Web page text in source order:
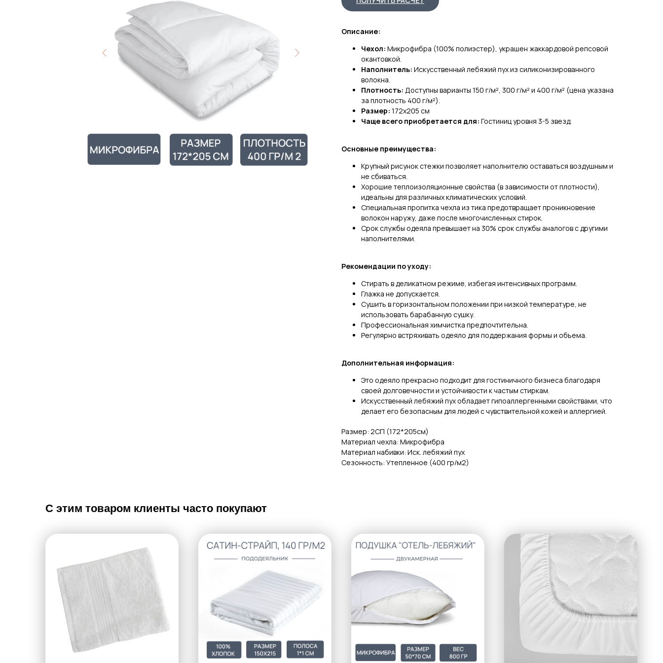
Описание:
Чехол: Микрофибра (100% полиэстер), украшен жаккардовой репсовой
окантовкой.
Наполнитель: Искусственный лебяжий пух из силиконизированного
волокна.
Плотность: Доступны варианты 150 г/м², 300 г/м² и 400 г/м² (цена указана
за плотность 400 г/м²).
Размер: 172x205 см
Чаще всего приобретается для: Гостиниц уровня 3-5 звезд.
Основные преимущества:
Крупный рисунок стежки позволяет наполнителю оставаться воздушным и
не сбиваться.
Хорошие теплоизоляционные свойства (в зависимости от плотности),
идеальны для различных климатических условий.
Специальная пропитка чехла из тика предотвращает проникновение
волокон наружу, даже после многочисленных стирок.
Срок службы одеяла превышает на 30% срок службы аналогов с другими
наполнителями.
Рекомендации по уходу:
Стирать в деликатном режиме, избегая интенсивных программ.
Глажка не допускается.
Сушить в горизонтальном положении при низкой температуре, не
использовать барабанную сушку.
Профессиональная химчистка предпочтительна.
Регулярно встряхивать одеяло для поддержания формы и объема.
Дополнительная информация:
Это одеяло прекрасно подходит для гостиничного бизнеса благодаря
своей долговечности и устойчивости к частым стиркам.
Искусственный лебяжий пух обладает гипоаллергенными свойствами, что
делает его безопасным для людей с чувствительной кожей и аллергией.
Размер: 2СП (172*205см)
Материал чехла: Микрофибра
Материал набивки: Иск. лебяжий пух
Сезонность: Утепленное (400 гр/м2)
С этим товаром клиенты часто покупают